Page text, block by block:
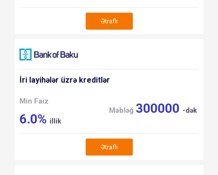
Ətraflı
İri layihələr üzrə kreditlər
Min Faiz
6.0% illik
Məbləğ 300000 -dək
Ətraflı